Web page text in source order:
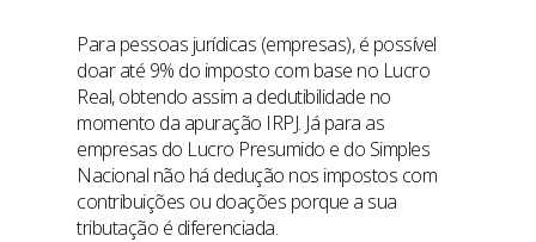
Para pessoas jurídicas (empresas), é possível
doar até 9% do imposto com base no Lucro
Real, obtendo assim a dedutibilidade no
momento da apuração IRPJ. Já para as
empresas do Lucro Presumido e do Simples
Nacional não há dedução nos impostos com
contribuições ou doações porque a sua
tributação é diferenciada.